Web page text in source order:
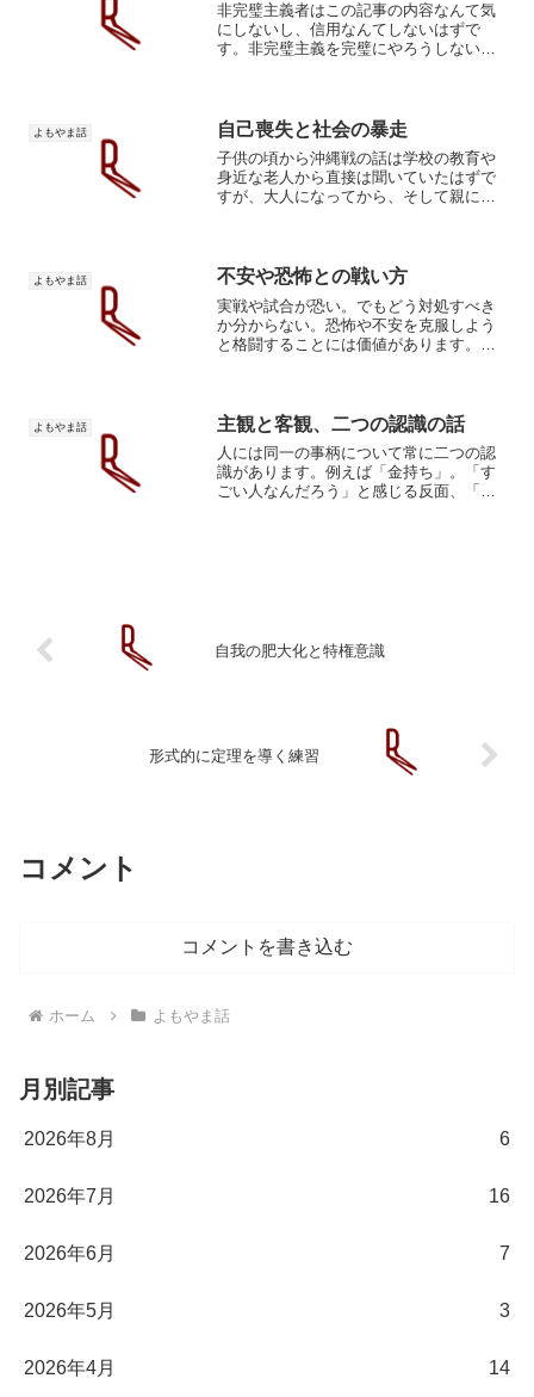
非完璧主義者はこの記事の内容なんて気
にしないし、信用なんてしないはずで
す。非完璧主義を完璧にやろうしないか
完璧主義です。矛盾します。...
よもやま話 自己喪失と社会の暴走
子供の頃から沖縄戦の話は学校の教育や
身近な老人から直接は聞いていたはずで
すが、大人になってから、そして親にな
されています。子供達を見...
よもやま話 不安や恐怖との戦い方
実戦や試合が恐い。でもどう対処すべき
か分からない。恐怖や不安を克服しよう
と格闘することには価値があります。恐
を明確に定義します。例え...
よもやま話 主観と客観、二つの認識の話
人には同一の事柄について常に二つの認
識があります。例えば「金持ち」。「す
ごい人なんだろう」と感じる反面、「ど
自我の肥大化と特権意識
形式的に定理を導く練習
コメント
コメントを書き込む
ホーム よもやま話
月別記事
2026年8月 6
2026年7月 16
2026年6月 7
2026年5月 3
2026年4月 14